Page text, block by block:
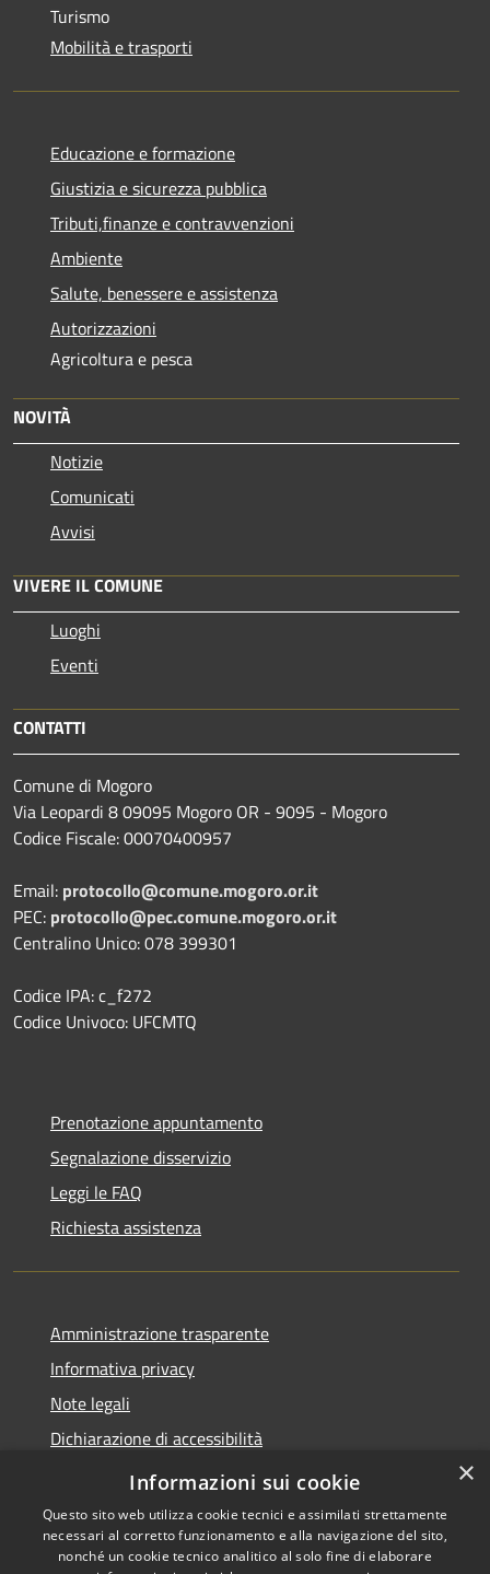
Turismo
Mobilità e trasporti
Educazione e formazione
Giustizia e sicurezza pubblica
Tributi,finanze e contravvenzioni
Ambiente
Salute, benessere e assistenza
Autorizzazioni
Agricoltura e pesca
NOVITÀ
Notizie
Comunicati
Avvisi
VIVERE IL COMUNE
Luoghi
Eventi
CONTATTI
Comune di Mogoro
Via Leopardi 8 09095 Mogoro OR - 9095 - Mogoro
Codice Fiscale: 00070400957
Email: protocollo@comune.mogoro.or.it
PEC: protocollo@pec.comune.mogoro.or.it
Centralino Unico: 078 399301
Codice IPA: c_f272
Codice Univoco: UFCMTQ
Prenotazione appuntamento
Segnalazione disservizio
Leggi le FAQ
Richiesta assistenza
Amministrazione trasparente
Informativa privacy
Note legali
Dichiarazione di accessibilità
Obiettivi di accessibilità
×
Informazioni sui cookie
Questo sito web utilizza cookie tecnici e assimilati strettamente
necessari al corretto funzionamento e alla navigazione del sito,
nonché un cookie tecnico analitico al solo fine di elaborare